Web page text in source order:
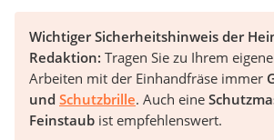
Wichtiger Sicherheitshinweis der
Redaktion: Tragen Sie zu Ihrem
Arbeiten mit der Einhandfräse immer
und Schutzbrille. Auch eine
Feinstaub ist empfehlenswert.